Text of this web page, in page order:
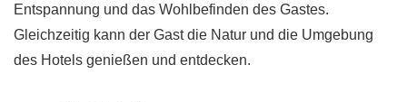
Entspannung und das Wohlbefinden des Gastes.
Gleichzeitig kann der Gast die Natur und die Umgebung
des Hotels genießen und entdecken.